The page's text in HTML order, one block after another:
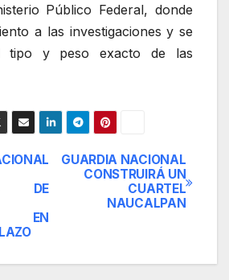
Público Federal, donde
a las investigaciones y se
tipo y peso exacto de las
GUARDIA NACIONAL
CONSTRUIRÁ UN
CUARTEL
NAUCALPAN
DE
EN